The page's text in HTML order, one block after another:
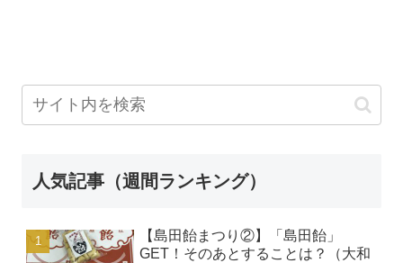
人気記事（週間ランキング）
【島田飴まつり②】「島田飴」
GET！そのあとすることは？（大和